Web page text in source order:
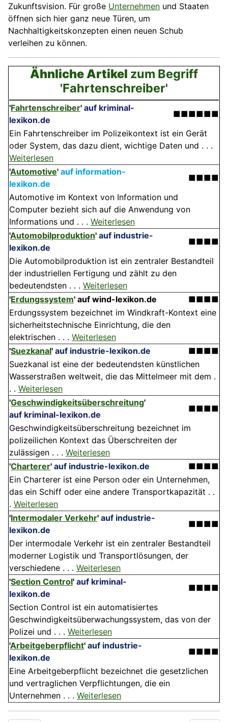
Zukunftsvision. Für große Unternehmen und Staaten
öffnen sich hier ganz neue Türen, um
Nachhaltigkeitskonzepten einen neuen Schub
verleihen zu können.
Ähnliche Artikel zum Begriff
'Fahrtenschreiber'
'Fahrtenschreiber' auf kriminal-
lexikon.de
■■■■■■
Ein Fahrtenschreiber im Polizeikontext ist ein Gerät
oder System, das dazu dient, wichtige Daten und . . .
Weiterlesen
'Automotive' auf information-
lexikon.de
■■■■
Automotive im Kontext von Information und
Computer bezieht sich auf die Anwendung von
Informations und . . . Weiterlesen
'Automobilproduktion' auf industrie-
lexikon.de
■■■■
Die Automobilproduktion ist ein zentraler Bestandteil
der industriellen Fertigung und zählt zu den
bedeutendsten . . . Weiterlesen
'Erdungssystem' auf wind-lexikon.de
■■■■
Erdungssystem bezeichnet im Windkraft-Kontext eine
sicherheitstechnische Einrichtung, die den
elektrischen . . . Weiterlesen
'Suezkanal' auf industrie-lexikon.de
■■■■
Suezkanal ist eine der bedeutendsten künstlichen
Wasserstraßen weltweit, die das Mittelmeer mit dem .
. . Weiterlesen
'Geschwindigkeitsüberschreitung'
auf kriminal-lexikon.de
■■■■
Geschwindigkeitsüberschreitung bezeichnet im
polizeilichen Kontext das Überschreiten der
zulässigen . . . Weiterlesen
'Charterer' auf industrie-lexikon.de
■■■■
Ein Charterer ist eine Person oder ein Unternehmen,
das ein Schiff oder eine andere Transportkapazität . .
. Weiterlesen
'Intermodaler Verkehr' auf industrie-
lexikon.de
■■■■
Der intermodale Verkehr ist ein zentraler Bestandteil
moderner Logistik und Transportlösungen, der
verschiedene . . . Weiterlesen
'Section Control' auf kriminal-
lexikon.de
■■■■
Section Control ist ein automatisiertes
Geschwindigkeitsüberwachungssystem, das von der
Polizei und . . . Weiterlesen
'Arbeitgeberpflicht' auf industrie-
lexikon.de
■■■■
Eine Arbeitgeberpflicht bezeichnet die gesetzlichen
und vertraglichen Verpflichtungen, die ein
Unternehmen . . . Weiterlesen